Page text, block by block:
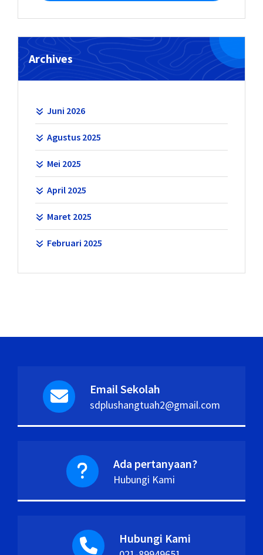
Archives
Juni 2026
Agustus 2025
Mei 2025
April 2025
Maret 2025
Februari 2025
Email Sekolah
sdplushangtuah2@gmail.com
Ada pertanyaan?
Hubungi Kami
Hubungi Kami